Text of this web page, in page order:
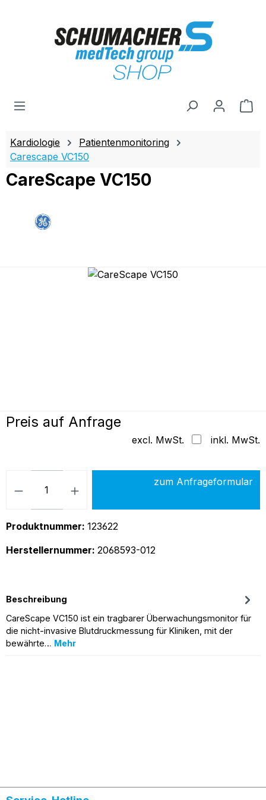
Kardiologie
Patientenmonitoring
Carescape VC150
CareScape VC150
Bildergalerie überspringen
Preis auf Anfrage
excl. MwSt. inkl. MwSt.
Produkt Anzahl: Gib den
zum Anfrageformular
Produktnummer: 123622
Herstellernummer: 2068593-012
Beschreibung
CareScape VC150 ist ein tragbarer Überwachungsmonitor für
die nicht-invasive Blutdruckmessung für Kliniken, mit der
bewährte… Mehr